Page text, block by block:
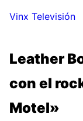
Vinx Televisión
Leather
con el
Motel»